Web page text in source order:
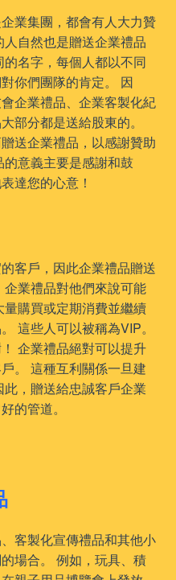
業集團，都會有人大力贊
自然也是贈送企業禮品
名字，每個人都以不同
你們團隊的肯定。 因
企業禮品、企業客製化紀
部分都是送給股東的。
送企業禮品，以感謝贊助
意義主要是感謝和鼓
達您的心意！
客戶，因此企業禮品贈送
業禮品對他們來說可能
購買或定期消費並繼續
這些人可以被稱為VIP。
企業禮品絕對可以提升
。 這種互利關係一旦建
，贈送給忠誠客戶企業
的管道。
客製化宣傳禮品和其他小
場合。 例如，玩具、積